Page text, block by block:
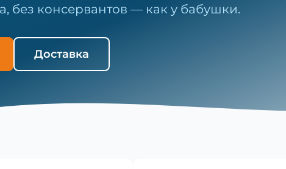
без консервантов — как у бабушки.
Доставка